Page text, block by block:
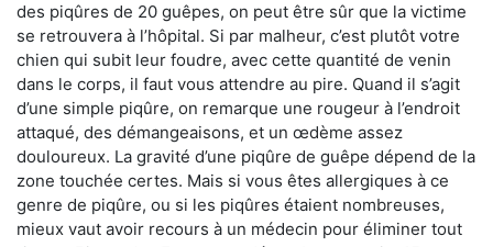
des piqûres de 20 guêpes, on peut être sûr que la victime
se retrouvera à l’hôpital. Si par malheur, c’est plutôt votre
chien qui subit leur foudre, avec cette quantité de venin
dans le corps, il faut vous attendre au pire. Quand il s’agit
d’une simple piqûre, on remarque une rougeur à l’endroit
attaqué, des démangeaisons, et un œdème assez
douloureux. La gravité d’une piqûre de guêpe dépend de la
zone touchée certes. Mais si vous êtes allergiques à ce
genre de piqûre, ou si les piqûres étaient nombreuses,
mieux vaut avoir recours à un médecin pour éliminer tout